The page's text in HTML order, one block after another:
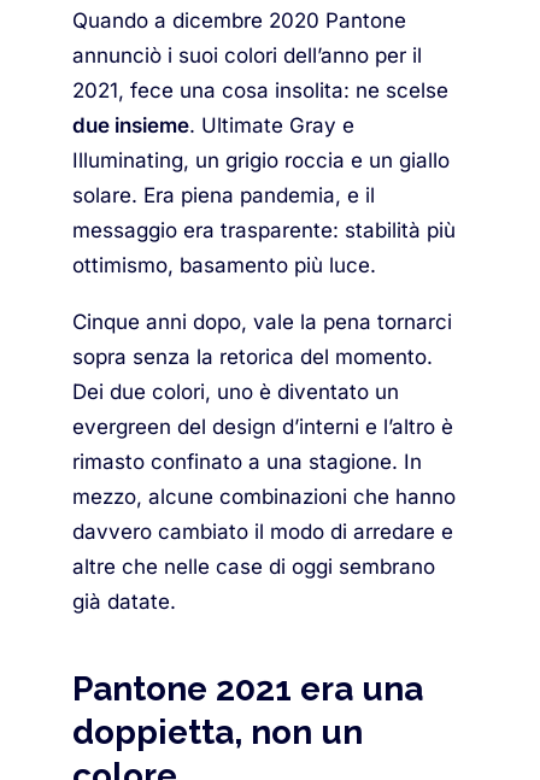
Quando a dicembre 2020 Pantone
annunciò i suoi colori dell’anno per il
2021, fece una cosa insolita: ne scelse
due insieme. Ultimate Gray e
Illuminating, un grigio roccia e un giallo
solare. Era piena pandemia, e il
messaggio era trasparente: stabilità più
ottimismo, basamento più luce.
Cinque anni dopo, vale la pena tornarci
sopra senza la retorica del momento.
Dei due colori, uno è diventato un
evergreen del design d’interni e l’altro è
rimasto confinato a una stagione. In
mezzo, alcune combinazioni che hanno
davvero cambiato il modo di arredare e
altre che nelle case di oggi sembrano
già datate.
Pantone 2021 era una
doppietta, non un